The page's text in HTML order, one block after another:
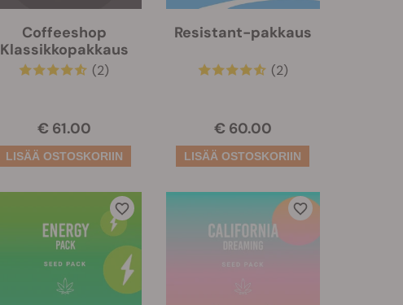
Coffeeshop
Klassikkopakkaus
(2)
€ 61.00
Resistant-pakkaus
(2)
€ 60.00